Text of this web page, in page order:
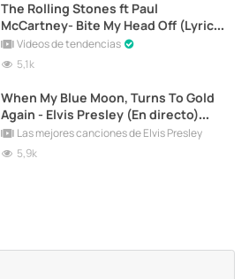
The Rolling Stones ft Paul
McCartney- Bite My Head Off (Lyric
Video)
Vídeos de tendencias
5,1k
When My Blue Moon, Turns To Gold
Again - Elvis Presley (En directo)
[Legends in Concert]
Las mejores canciones de Elvis Presley
5,9k